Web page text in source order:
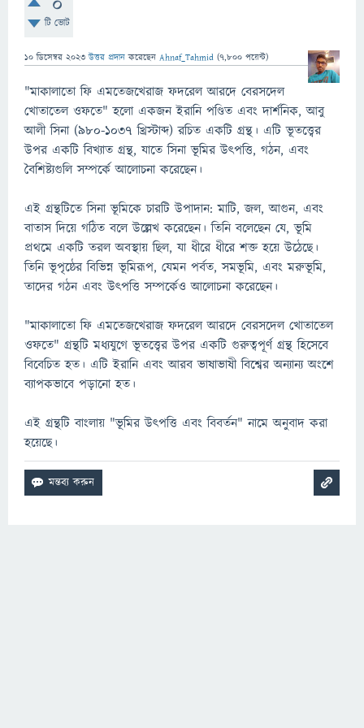
টি ভোট
10 ডিসেম্বর 2023 উত্তর প্রদান করেছেন Ahnaf_Tahmid (7,800 পয়েন্ট)
"মাকালাতো ফি এমতেজখেরাজ ফদরেল আরদে বেরসদেল
খোতাতেল ওফতে" হলো একজন ইরানি পণ্ডিত এবং দার্শনিক, আবু
আলী সিনা (৯৮০-১০৩৭ খ্রিস্টাব্দ) রচিত একটি গ্রন্থ। এটি ভূতত্ত্বের
উপর একটি বিখ্যাত গ্রন্থ, যাতে সিনা ভূমির উৎপত্তি, গঠন, এবং
বৈশিষ্ট্যগুলি সম্পর্কে আলোচনা করেছেন।
এই গ্রন্থটিতে সিনা ভূমিকে চারটি উপাদান: মাটি, জল, আগুন, এবং
বাতাস দিয়ে গঠিত বলে উল্লেখ করেছেন। তিনি বলেছেন যে, ভূমি
প্রথমে একটি তরল অবস্থায় ছিল, যা ধীরে ধীরে শক্ত হয়ে উঠেছে।
তিনি ভূপৃষ্ঠের বিভিন্ন ভূমিরূপ, যেমন পর্বত, সমভূমি, এবং মরুভূমি,
তাদের গঠন এবং উৎপত্তি সম্পর্কেও আলোচনা করেছেন।
"মাকালাতো ফি এমতেজখেরাজ ফদরেল আরদে বেরসদেল খোতাতেল
ওফতে" গ্রন্থটি মধ্যযুগে ভূতত্ত্বের উপর একটি গুরুত্বপূর্ণ গ্রন্থ হিসেবে
বিবেচিত হত। এটি ইরানি এবং আরব ভাষাভাষী বিশ্বের অন্যান্য অংশে
ব্যাপকভাবে পড়ানো হত।
এই গ্রন্থটি বাংলায় "ভূমির উৎপত্তি এবং বিবর্তন" নামে অনুবাদ করা
হয়েছে।